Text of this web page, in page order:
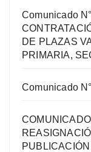
Comunicado
DE PLAZAS
PRIMARIA,
Comunicado